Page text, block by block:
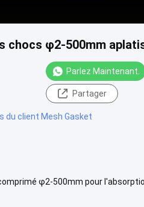
chocs φ2-500mm
Parlez Maintenant.
Partager
du client Mesh Gasket
φ2-500mm pour